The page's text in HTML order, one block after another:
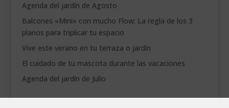
Agenda del jardín de Agosto
Balcones «Mini» con mucho Flow: La regla de los 3
planos para triplicar tu espacio
Vive este verano en tu terraza o jardín
El cuidado de tu mascota durante las vacaciones
Agenda del jardín de Julio